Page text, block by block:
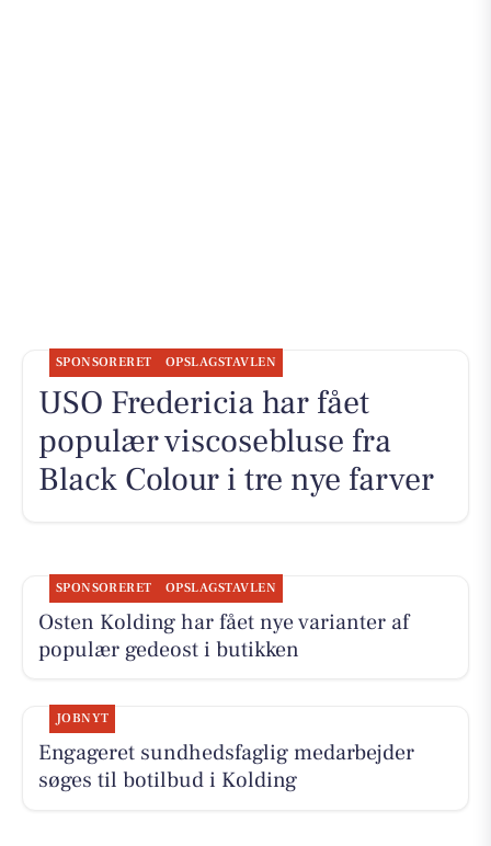
SPONSORERET OPSLAGSTAVLEN
USO Fredericia har fået
populær viscosebluse fra
Black Colour i tre nye farver
SPONSORERET OPSLAGSTAVLEN
Osten Kolding har fået nye varianter af
populær gedeost i butikken
JOBNYT
Engageret sundhedsfaglig medarbejder
søges til botilbud i Kolding